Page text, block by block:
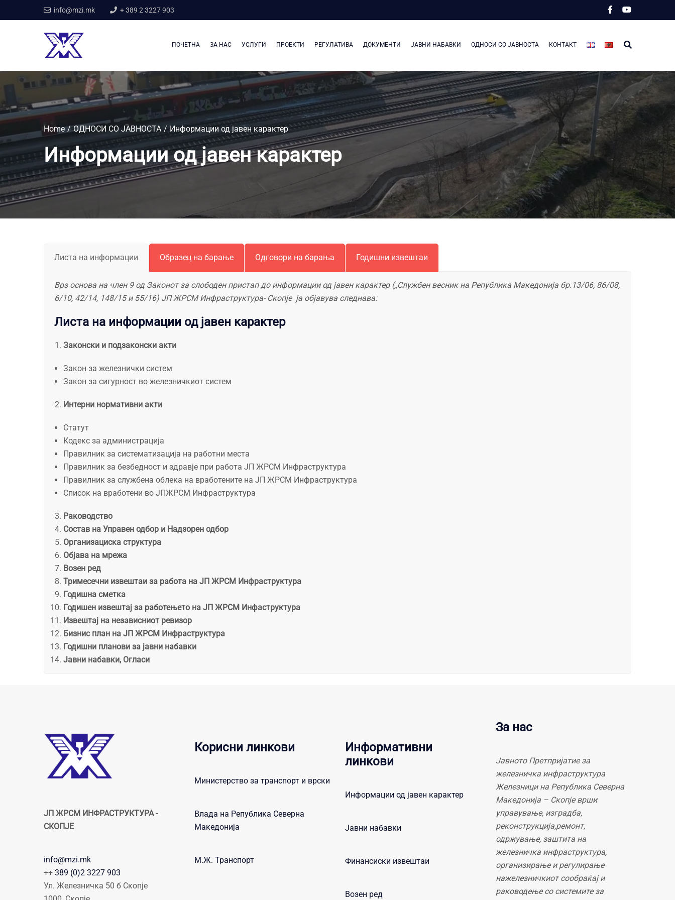
info@mzi.mk + 389 2 3227 903
ПОЧЕТНА ЗА НАС УСЛУГИ ПРОЕКТИ РЕГУЛАТИВА ДОКУМЕНТИ ЈАВНИ НАБАВКИ ОДНОСИ СО ЈАВНОСТА КОНТАКТ
Home ОДНОСИ СО ЈАВНОСТА Информации од јавен карактер
Информации од јавен карактер
Листа на информации Образец на барање Одговори на барања Годишни извештаи
Врз основа на член 9 од Законот за слободен пристап до информации од јавен карактер (,,Службен весник на Република Македонија бр.13/06, 86/08,
6/10, 42/14, 148/15 и 55/16) ЈП ЖРСМ Инфраструктура- Скопје ја објавува следнава:
Листа на информации од јавен карактер
Законски и подзаконски акти
Закон за железнички систем
Закон за сигурност во железничкиот систем
Интерни нормативни акти
Статут
Кодекс за администрација
Правилник за систематизација на работни места
Правилник за безбедност и здравје при работа ЈП ЖРСМ Инфраструктура
Правилник за службена облека на вработените на ЈП ЖРСМ Инфраструктура
Список на вработени во ЈПЖРСМ Инфраструктура
Раководство
Состав на Управен одбор и Надзорен одбор
Организациска структура
Објава на мрежа
Возен ред
Тримесечни извештаи за работа на ЈП ЖРСМ Инфраструктура
Годишна сметка
Годишен извештај за работењето на ЈП ЖРСМ Инфаструктура
Извештај на независниот ревизор
Бизнис план на ЈП ЖРСМ Инфраструктура
Годишни планови за јавни набавки
Јавни набавки, Огласи
ЈП ЖРСМ ИНФРАСТРУКТУРА -
СКОПЈЕ
info@mzi.mk
++ 389 (0)2 3227 903
Ул. Железничка 50 б Скопје
Корисни линкови
Министерство за транспорт и врски
Влада на Република Северна
Македонија
М.Ж. Транспорт
Информативни
линкови
Информации од јавен карактер
Јавни набавки
Финансиски извештаи
Возен ред
За нас
Јавното Претпријатие за
железничка инфраструктура
Железници на Република Северна
Македонија – Скопје врши
управување, изградба,
реконструкција,ремонт,
одржување, заштита на
железничка инфраструктура,
организирање и регулирање
нажелезничкиот сообраќај и
раководење со системите за